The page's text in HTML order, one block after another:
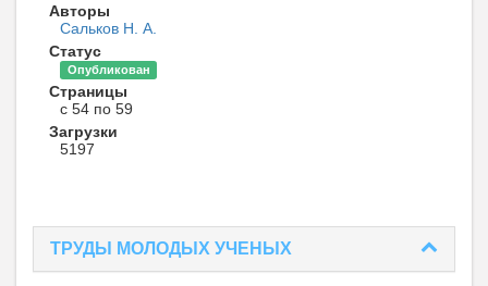
Авторы
Сальков Н. А.
Статус
Опубликован
Страницы
с 54 по 59
Загрузки
5197
ТРУДЫ МОЛОДЫХ УЧЕНЫХ